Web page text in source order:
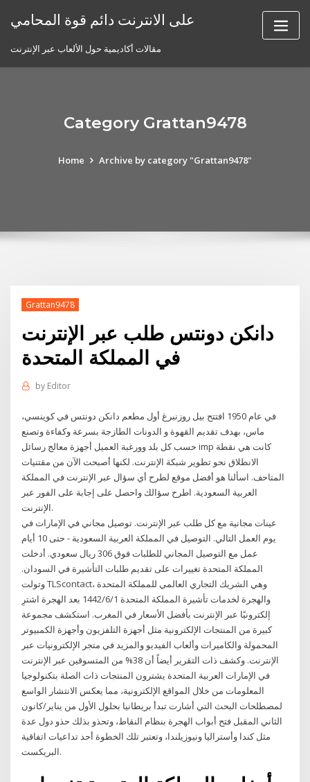
على الانترنت دائم قوة المحامي
مقالات أكاديمية حول الألعاب عبر الإنترنت
Category Grattan9478
Home Archive by category "Grattan9478"
Grattan9478
دانكن دونتس طلب عبر الإنترنت
في المملكة المتحدة
by Editor
في عام 1950 افتتح بيل روزنبرغ أول مطعم دانكن دونتس في كوينسي،
ماس، بهدف تقديم القهوة و الدونات الطازجة بسرعة وكفاءة وتصنع
حسب كل بلد وورغبة العميل أجهزة معالج رسائل imp كانت هي نقطة
الانطلاق نحو تطوير شبكة الإنترنت. لكنها أصبحت الآن من مقتنيات
المتاحف. اسألنا هو أفضل موقع لطرح أي سؤال عبر الإنترنت في المملكة
العربية السعودية. اطرح سؤالك واحصل على إجابة على الفور عبر
الإنترنت.
عينات مجانية مع كل طلب عبر الإنترنت. توصيل مجاني في الإمارات في
يوم العمل التالي. التوصيل في المملكة العربية السعودية - حتى 10 أيام
عمل مع التوصيل المجاني للطلبات فوق 306 ريال سعودي. أدخلت
المملكة المتحدة تغييرات على تقديم طلبات التأشيرة في السودان.
وتولت TLScontact، وهي الشريك التجاري العالمي للمملكة المتحدة
والهجرة لخدمات تأشيرة المملكة المتحدة 1‏‏/6‏‏/1442 بعد الهجرة اشترِ
إلكترونيًا عبر الإنترنت بأفضل الأسعار في المغرب. استكشف مجموعة
كبيرة من المنتجات الإلكترونية مثل أجهزة التلفزيون وأجهزة الكمبيوتر
المحمولة والكاميرات وألعاب الفيديو والمزيد في متجر الإلكترونيات عبر
الإنترنت. وكشف ذات التقرير أيضاً أن 38% من المتسوقين عبر الإنترنت
في الإمارات العربية المتحدة يشترون المنتجات ذات الصلة بتكنولوجيا
المعلومات من خلال المواقع الإلكترونية، مما يعكس الانتشار الواسع
لمصطلحات البحث التي أشارت تبدأ بريطانيا بحلول الأول من يناير/كانون
الثاني المقبل فتح أبواب الهجرة بنظام النقاط، وتحذو بذلك حذو دول عدة
مثل كندا وأستراليا ونيوزيلندا، وتعتبر تلك الخطوة أحد تداعيات اتفاقية
البريكست.